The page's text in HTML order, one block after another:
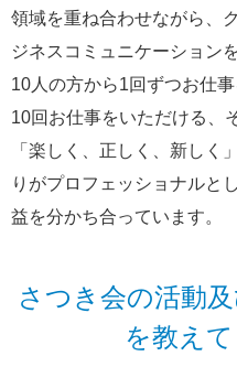
領域を重ね合わせながら、
ジネスコミュニケーション
10人の方から1回ずつお仕
10回お仕事をいただける、
「楽しく、正しく、新しく
りがプロフェッショナルと
益を分かち合っています。
さつき会の活動
を教えて